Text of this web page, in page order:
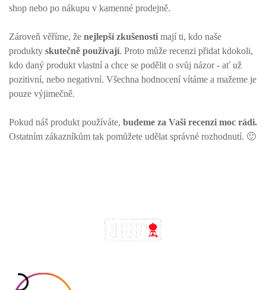
shop nebo po nákupu v kamenné prodejně.
Zároveň věříme, že nejlepší zkušenosti mají ti, kdo naše
produkty skutečně používají. Proto může recenzi přidat kdokoli,
kdo daný produkt vlastní a chce se podělit o svůj názor - ať už
pozitivní, nebo negativní. Všechna hodnocení vítáme a mažeme je
pouze výjimečně.
Pokud náš produkt používáte, budeme za Vaši recenzi moc rádi.
Ostatním zákazníkům tak pomůžete udělat správné rozhodnutí. 🙂